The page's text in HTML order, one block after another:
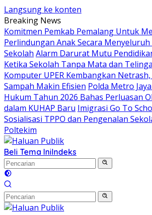
Langsung ke konten
Breaking News
Komitmen Pemkab Pemalang Untuk
Perlindungan Anak Secara
Sekolah Alarm Darurat Mutu
Ketika Sekolah Tanpa Mata dan Telinga
Komputer UPER Kembangkan
Sampah Makin Efisien Polda Metro
Hukum Tahun 2026 Bahas Perluasan
dalam KUHAP Baru Imigrasi Go To
Sosialisasi TPPO dan Pengenalan
Poltekim
Beli Tema IniIndeks